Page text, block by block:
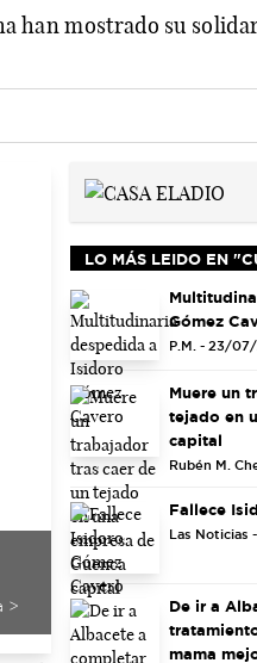
han mostrado su
>
LO MÁS LEIDO EN
Gómez
P.M. - 23/
Muere un
tejado en
capital
Rubén M.
Fallece
Las
De ir a
mama